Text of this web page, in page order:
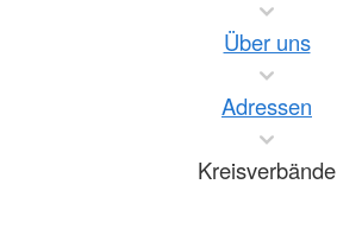
Über uns
Adressen
Kreisverbände